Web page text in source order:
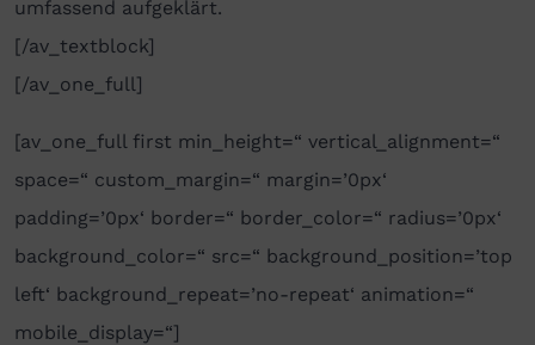
umfassend aufgeklärt.
[/av_textblock]
[/av_one_full]
[av_one_full first min_height=“ vertical_alignment=“
space=“ custom_margin=“ margin=’0px‘
padding=’0px‘ border=“ border_color=“ radius=’0px‘
background_color=“ src=“ background_position=’top
left‘ background_repeat=’no-repeat‘ animation=“
mobile_display=“]